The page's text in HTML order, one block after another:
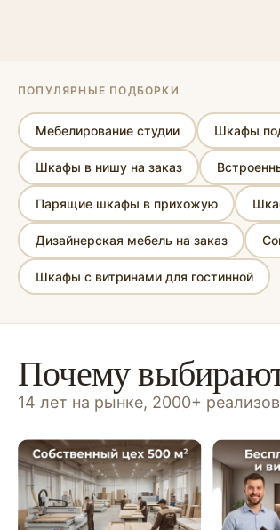
ПОПУЛЯРНЫЕ ПОДБОРКИ
Мебелирование студии Шкафы
Шкафы в нишу на заказ
Парящие шкафы в прихожую
Дизайнерская мебель на заказ
Шкафы с витринами для гостинной
Почему
14 лет на рынке, 2000+